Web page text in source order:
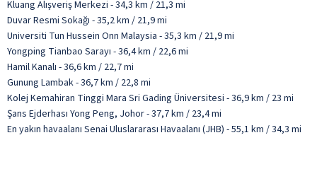
Kluang Alışveriş Merkezi - 34,3 km / 21,3 mi
Duvar Resmi Sokağı - 35,2 km / 21,9 mi
Universiti Tun Hussein Onn Malaysia - 35,3 km / 21,9 mi
Yongping Tianbao Sarayı - 36,4 km / 22,6 mi
Hamil Kanalı - 36,6 km / 22,7 mi
Gunung Lambak - 36,7 km / 22,8 mi
Kolej Kemahiran Tinggi Mara Sri Gading Üniversitesi - 36,9 km / 23 mi
Şans Ejderhası Yong Peng, Johor - 37,7 km / 23,4 mi
En yakın havaalanı Senai Uluslararası Havaalanı (JHB) - 55,1 km / 34,3 mi